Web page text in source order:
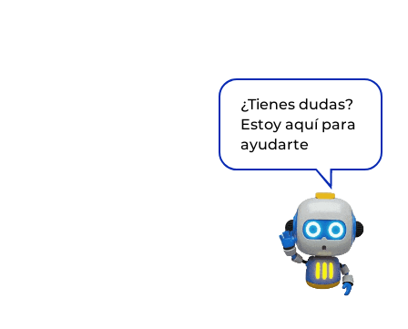
¿Tienes dudas?
Estoy aquí para
ayudarte